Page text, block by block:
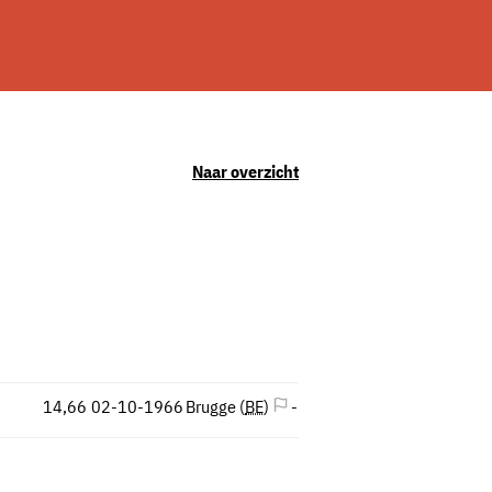
Naar overzicht
Brugge (BE)
14,66 -
02-10-1966